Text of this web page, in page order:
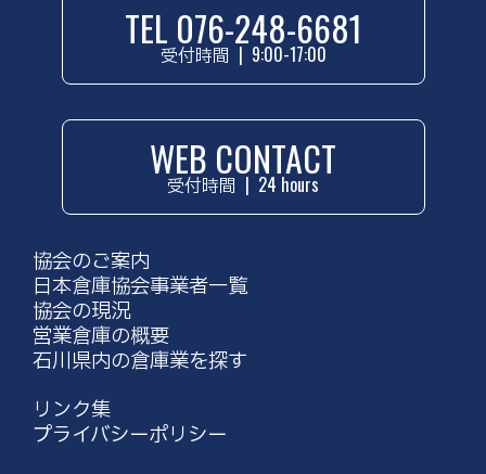
TEL 076-248-6681
受付時間 | 9:00-17:00
WEB CONTACT
受付時間 | 24 hours
協会のご案内
日本倉庫協会事業者一覧
協会の現況
営業倉庫の概要
石川県内の倉庫業を探す
リンク集
プライバシーポリシー